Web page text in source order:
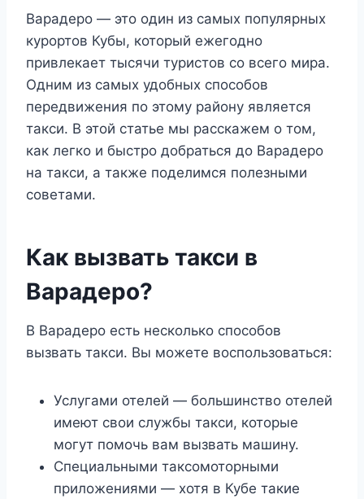
Варадеро — это один из самых популярных
курортов Кубы, который ежегодно
привлекает тысячи туристов со всего мира.
Одним из самых удобных способов
передвижения по этому району является
такси. В этой статье мы расскажем о том,
как легко и быстро добраться до Варадеро
на такси, а также поделимся полезными
советами.
Как вызвать такси в
Варадеро?
В Варадеро есть несколько способов
вызвать такси. Вы можете воспользоваться:
Услугами отелей — большинство отелей
имеют свои службы такси, которые
могут помочь вам вызвать машину.
Специальными таксомоторными
приложениями — хотя в Кубе такие